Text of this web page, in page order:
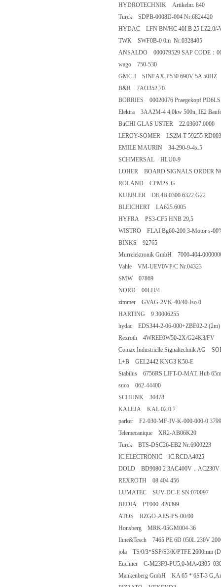
HYDROTECHNIK Artikelnr. 840
Turck SDPB-0008D-004 Nr:6824420
HYDAC LFN BN/HC 40I B 25 LZ2.0/-
TWK SWF0B-0 0m Nr:0328405
ANSALDO 000079529 SAP CODE：
wago 750-530
GMC-I SINEAX-P530 690V 5A 50HZ
B&R 7AO352.70.
BORRIES 00020076 Praegekopf PD6LS
Elektra 3AA2M-4 4,0kw 500n, IE2
BüCHI GLAS USTER 22.03607.0000
LEROY-SOMER LS2M T 59255 RD003
EMILE MAURIN 34-290-9-4x.5
SCHMERSAL HLU0-9
LOHER BOARD SIGNALS ORDER
ROLAND CPM2S-G
KUEBLER D8.4B.0300.6322.G22
BLEICHERT LA625.6005
HYFRA PS3-CF5 HNB 29,5
WISTRO FLAI Bg60-200 3-Motor s-
BINKS 92765
Murrelektronik GmbH 7000-404-
Vahle VM-UEV0VP/C Nr.04323
SMW 07869
NORD 00LH/4
zimmer GVAG-2VK-40/40-Iso.0
HARTING 9 30006255
hydac EDS344-2-06-000+ZBE02-2 (2m)
Rexroth 4WREE0W50-2X/G24K3/FV
Comax Industrielle Signaltechnik AG
L+B GEL2442 KNG3 K50-E
Stabilus 6756RS LIFT-O-MAT, Hub
suco 062-44400
SCHUNK 30478
KALEJA KAL 02.0.7
parker F2-030-MF-IV-K-000-000-0
Telemecanique XR2-AB06K20
Turck BTS-DSC26-EB2 Nr:6900223
IC ELECTRONIC IC.RCDA4025
DOLD BD9080.2 3AC400V，AC230V
REXROTH 08 404 456
LUMATEC SUV-DC-E SN:070097
BEDIA PT000 420399
ATOS RZGO-AES-PS-00/00
Honsberg MRK-05GM004-36
Ihne&Tesch 7465 PE 6D 050L 230V
jola TS/0/3*SSP/S3/K/PTFE 2600mm
Euchner C-M23F9-PU5,0-MA-0305
Mankenberg GmbH KA 65 * 6ST-3